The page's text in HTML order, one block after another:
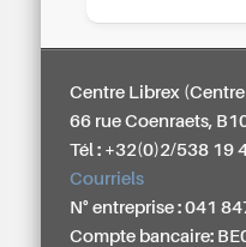
Centre Librex
66 rue Coenraets,
Tél : +32(0)2/538 19
Courriels
N° entreprise : 041
Compte bancaire: